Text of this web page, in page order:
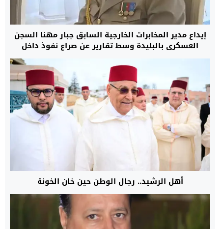
إيداع مدير المخابرات الخارجية السابق جبار مهنا السجن
العسكري بالبليدة وسط تقارير عن صراع نفوذ داخل
أهل الرشيد.. رجال الوطن حين خان الخونة